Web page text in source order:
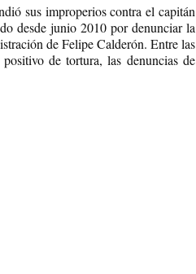
sus improperios contra el capitán
desde junio 2010 por denunciar la
de Felipe Calderón. Entre las
de tortura, las denuncias de